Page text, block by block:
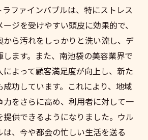
ファインバブルは、特にストレス
ジを受けやすい頭皮に効果的で、
ら汚れをしっかりと洗い流し、デ
します。また、南池袋の美容業界で
よって顧客満足度が向上し、新た
功しています。これにより、地域
力をさらに高め、利用者に対して一
供できるようになりました。ウル
は、今や都会の忙しい生活を送る